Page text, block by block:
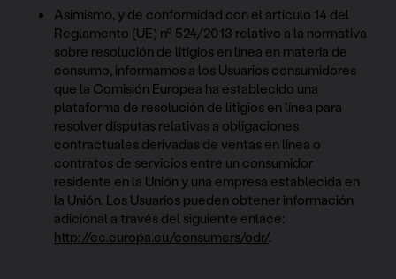
Asimismo, y de conformidad con el artículo 14 del
Reglamento (UE) nº 524/2013 relativo a la normativa
sobre resolución de litigios en línea en materia de
consumo, informamos a los Usuarios consumidores
que la Comisión Europea ha establecido una
plataforma de resolución de litigios en línea para
resolver disputas relativas a obligaciones
contractuales derivadas de ventas en línea o
contratos de servicios entre un consumidor
residente en la Unión y una empresa establecida en
la Unión. Los Usuarios pueden obtener información
adicional a través del siguiente enlace:
http://ec.europa.eu/consumers/odr/.